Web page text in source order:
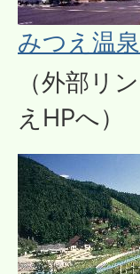
みつえ温
（外部リ
えHPへ）